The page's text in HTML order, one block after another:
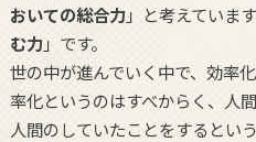
おいての総合力」と考えていま
む力 」です。
世の中が進んでいく中で、効率
率化というのはすべからく、人
人間のしていたことをするとい